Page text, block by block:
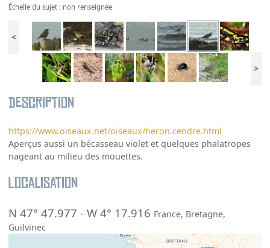
Échelle du sujet : non renseignée
<
>
Description
https://www.oiseaux.net/oiseaux/heron.cendre.html
Aperçus aussi un bécasseau violet et quelques phalatropes
nageant au milieu des mouettes.
Localisation
N 47° 47.977 -W 4° 17.916 France, Bretagne,
Guilvinec